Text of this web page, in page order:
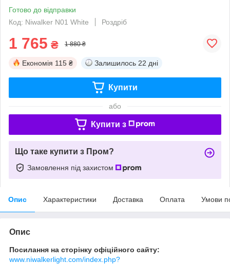
Готово до відправки
Код: Niwalker N01 White
Роздріб
1 765 ₴ 1 880 ₴
Економія 115 ₴ Залишилось 22 дні
Купити
або
Купити з
Що таке купити з Пром?
Замовлення під захистом
Опис Характеристики Доставка Оплата Умови
Опис
Посилання на сторінку офіційного сайту:
www.niwalkerlight.com/index.php?